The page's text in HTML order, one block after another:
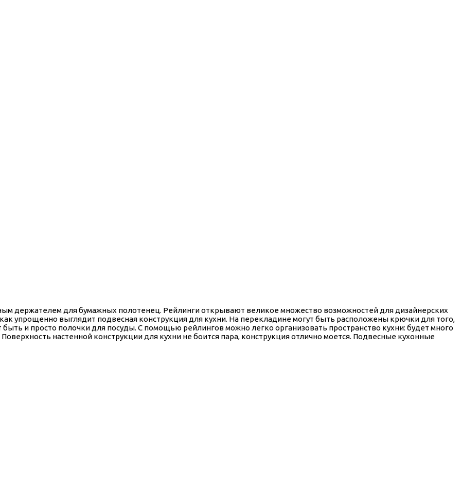
держателем для бумажных полотенец. Рейлинги открывают великое множество возможностей для дизайнерских
упрощенно выглядит подвесная конструкция для кухни. На перекладине могут быть расположены крючки для того,
и просто полочки для посуды. С помощью рейлингов можно легко организовать пространство кухни: будет много
настенной конструкции для кухни не боится пара, конструкция отлично моется. Подвесные кухонные